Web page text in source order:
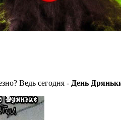
Ведь сегодня - День